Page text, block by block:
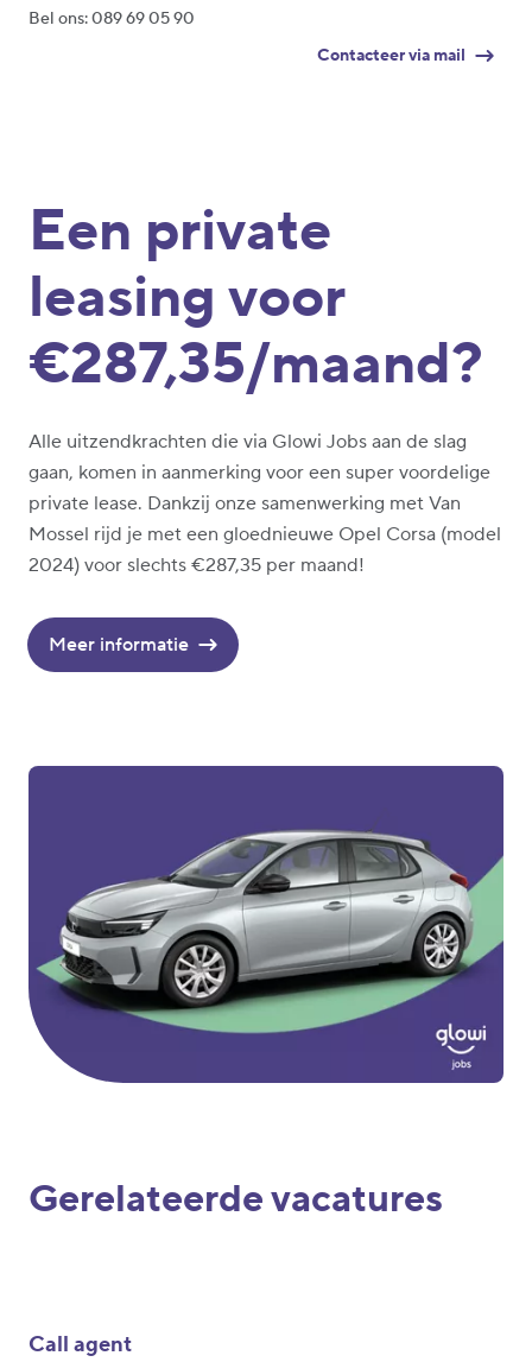
Bel ons: 089 69 05 90
Contacteer via mail
Een private
leasing voor
€287,35/maand?
Alle uitzendkrachten die via Glowi Jobs aan de slag
gaan, komen in aanmerking voor een super voordelige
private lease. Dankzij onze samenwerking met Van
Mossel rijd je met een gloednieuwe Opel Corsa (model
2024) voor slechts €287,35 per maand!
Meer informatie
Gerelateerde vacatures
Call agent